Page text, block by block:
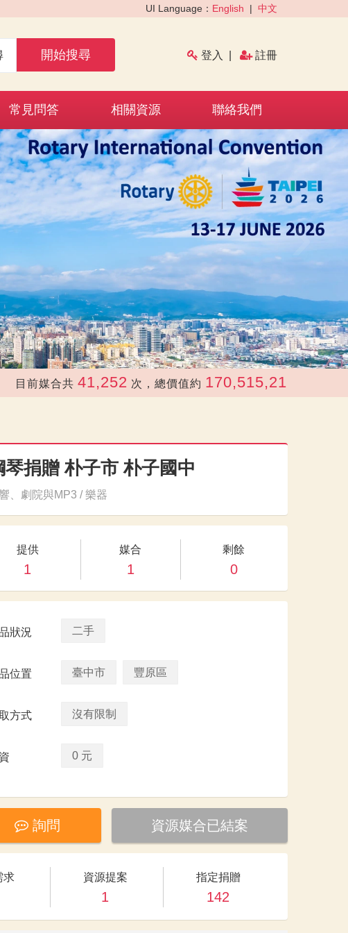
UI Language： English | 中文
開始搜尋 登入 註冊
常見問答 相關資源 聯絡我們
›
媒合共 41,252 次，總價值約 170,515,211 元
琴捐贈 朴子市 朴子國中
、劇院與MP3 / 樂器
提供
1
媒合
1
剩餘
0
狀況 二手
位置 臺中市 豐原區
方式 沒有限制
0 元
詢問 資源媒合已結案
求 資源提案
1
指定捐贈
142